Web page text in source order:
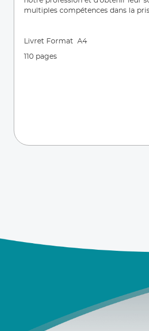
multiples compétences dans la
Livret Format A4
110 pages